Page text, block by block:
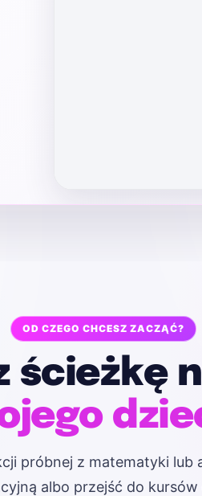
OD CZEGO CHCESZ ZACZĄĆ?
ścieżkę
próbnej z matematyki
albo przejść do kursów